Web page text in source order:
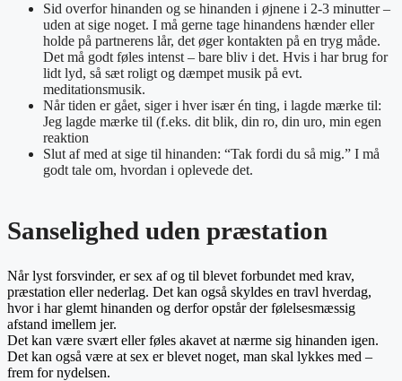
Sid overfor hinanden og se hinanden i øjnene i 2-3 minutter –
uden at sige noget. I må gerne tage hinandens hænder eller
holde på partnerens lår, det øger kontakten på en tryg måde.
Det må godt føles intenst – bare bliv i det. Hvis i har brug for
lidt lyd, så sæt roligt og dæmpet musik på evt.
meditationsmusik.
Når tiden er gået, siger i hver især én ting, i lagde mærke til:
Jeg lagde mærke til (f.eks. dit blik, din ro, din uro, min egen
reaktion
Slut af med at sige til hinanden: “Tak fordi du så mig.” I må
godt tale om, hvordan i oplevede det.
Sanselighed uden præstation
Når lyst forsvinder, er sex af og til blevet forbundet med krav,
præstation eller nederlag. Det kan også skyldes en travl hverdag,
hvor i har glemt hinanden og derfor opstår der følelsesmæssig
afstand imellem jer.
Det kan være svært eller føles akavet at nærme sig hinanden igen.
Det kan også være at sex er blevet noget, man skal lykkes med –
frem for nydelsen.